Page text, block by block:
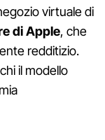
virtuale di
di Apple, che
redditizio.
il modello